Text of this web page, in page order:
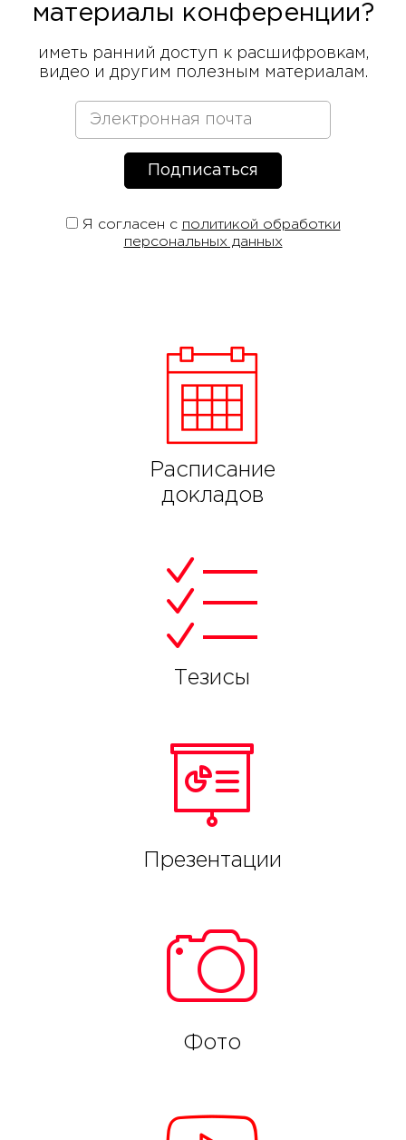
материалы конференции?
иметь ранний доступ к расшифровкам,
видео и другим полезным материалам.
Я согласен с политикой обработки
персональных данных
Расписание
докладов
Тезисы
Презентации
Фото